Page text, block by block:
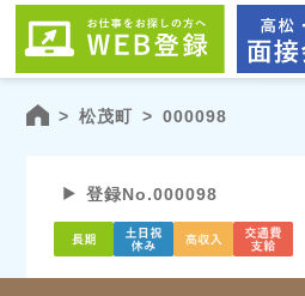
> 松茂町 > 000098
登録No.000098